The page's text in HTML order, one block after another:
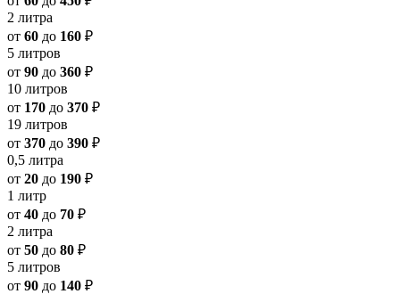
2 литра
от 60 до 160 ₽
5 литров
от 90 до 360 ₽
10 литров
от 170 до 370 ₽
19 литров
от 370 до 390 ₽
0,5 литра
от 20 до 190 ₽
1 литр
от 40 до 70 ₽
2 литра
от 50 до 80 ₽
5 литров
от 90 до 140 ₽